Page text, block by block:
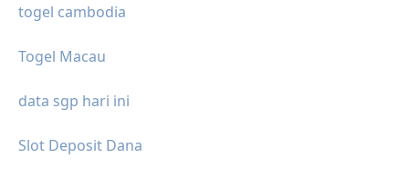
togel cambodia
Togel Macau
data sgp hari ini
Slot Deposit Dana